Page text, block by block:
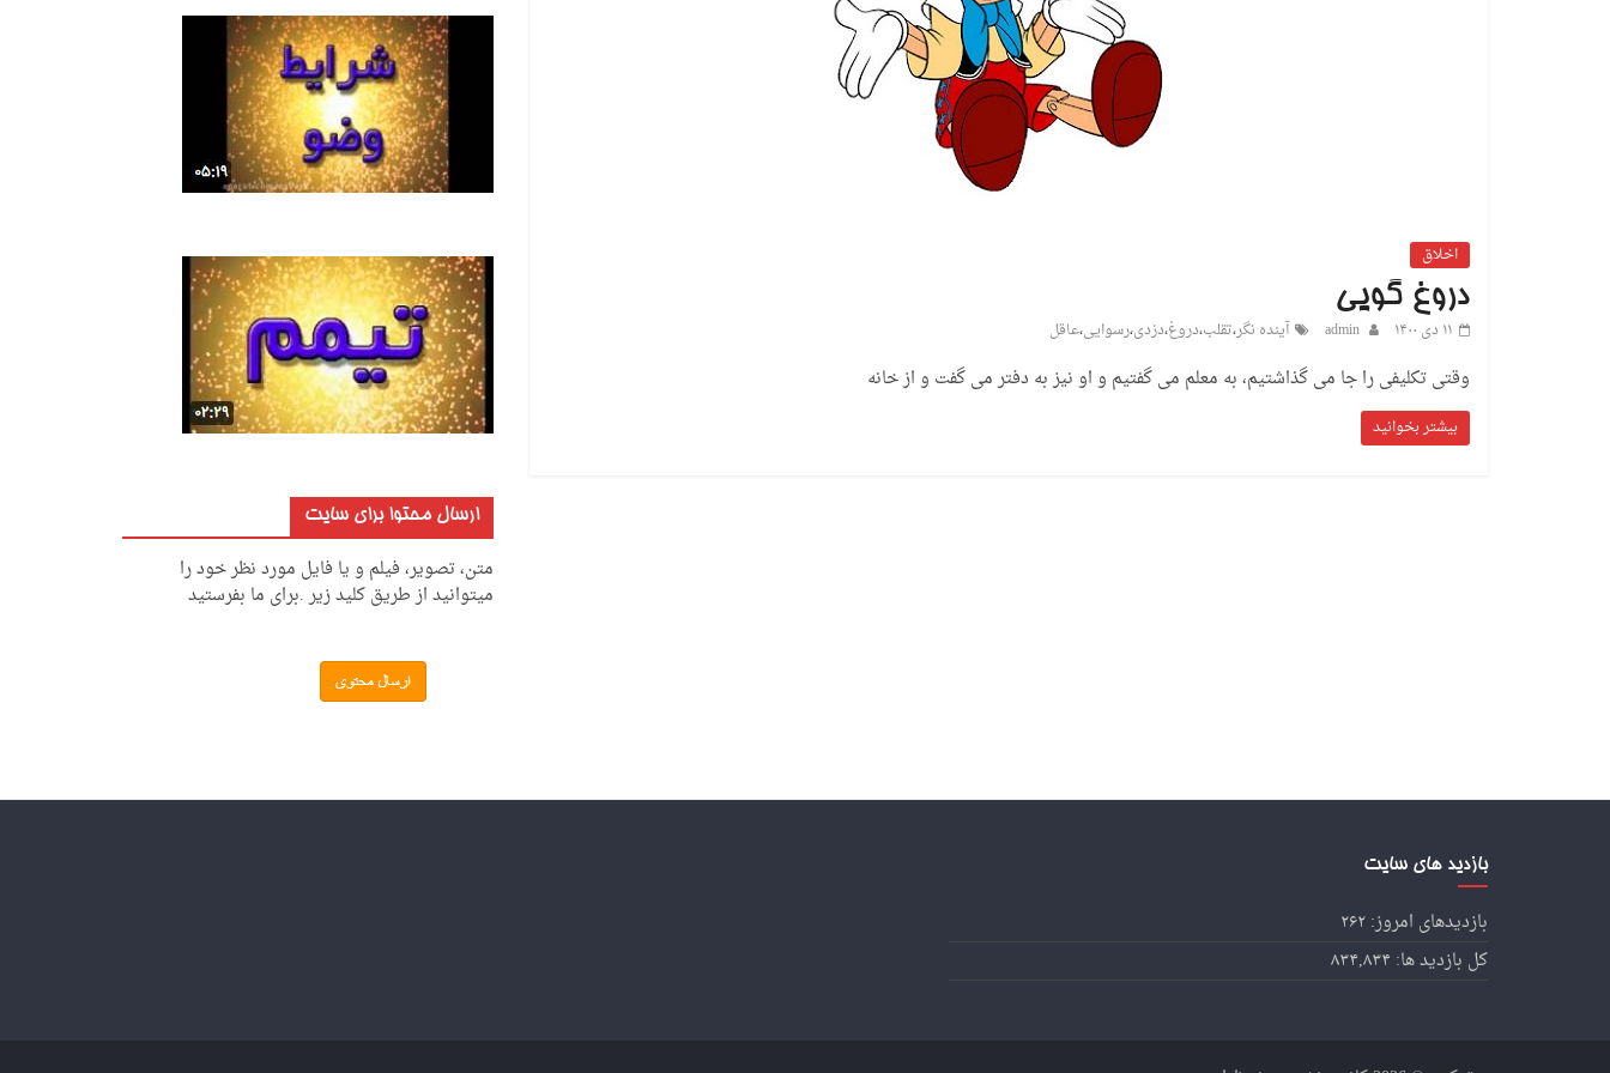
اخلاق
دروغ گویی
۱۱ دی ۱۴۰۰ admin آینده نگر،تقلب،دروغ،دزدی،رسوایی،عاقل
وقتی تکلیفی را جا می گذاشتیم، به معلم می گفتیم و او نیز به دفتر می گفت و از خانه
بیشتر بخوانید
ارسال محتوا برای سایت
متن، تصویر، فیلم و یا فایل مورد نظر خود را
میتوانید از طریق کلید زیر .برای ما بفرستید
بازدید های سایت
بازدیدهای امروز:۲۶۲
کل بازدید ها: ۸۳۴,۸۳۴